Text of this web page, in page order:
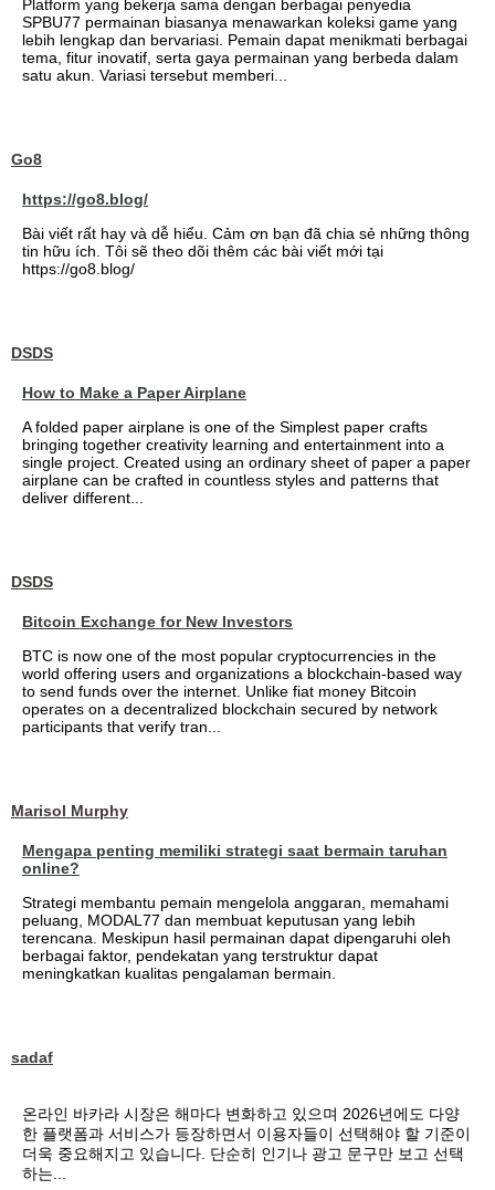
Platform yang bekerja sama dengan berbagai penyedia
SPBU77 permainan biasanya menawarkan koleksi game yang
lebih lengkap dan bervariasi. Pemain dapat menikmati berbagai
tema, fitur inovatif, serta gaya permainan yang berbeda dalam
satu akun. Variasi tersebut memberi...
Go8
https://go8.blog/
Bài viết rất hay và dễ hiểu. Cảm ơn bạn đã chia sẻ những thông
tin hữu ích. Tôi sẽ theo dõi thêm các bài viết mới tại
https://go8.blog/
DSDS
How to Make a Paper Airplane
A folded paper airplane is one of the Simplest paper crafts
bringing together creativity learning and entertainment into a
single project. Created using an ordinary sheet of paper a paper
airplane can be crafted in countless styles and patterns that
deliver different...
DSDS
Bitcoin Exchange for New Investors
BTC is now one of the most popular cryptocurrencies in the
world offering users and organizations a blockchain-based way
to send funds over the internet. Unlike fiat money Bitcoin
operates on a decentralized blockchain secured by network
participants that verify tran...
Marisol Murphy
Mengapa penting memiliki strategi saat bermain taruhan
online?
Strategi membantu pemain mengelola anggaran, memahami
peluang, MODAL77 dan membuat keputusan yang lebih
terencana. Meskipun hasil permainan dapat dipengaruhi oleh
berbagai faktor, pendekatan yang terstruktur dapat
meningkatkan kualitas pengalaman bermain.
sadaf
온라인 바카라 시장은 해마다 변화하고 있으며 2026년에도 다양
한 플랫폼과 서비스가 등장하면서 이용자들이 선택해야 할 기준이
더욱 중요해지고 있습니다. 단순히 인기나 광고 문구만 보고 선택
하는...